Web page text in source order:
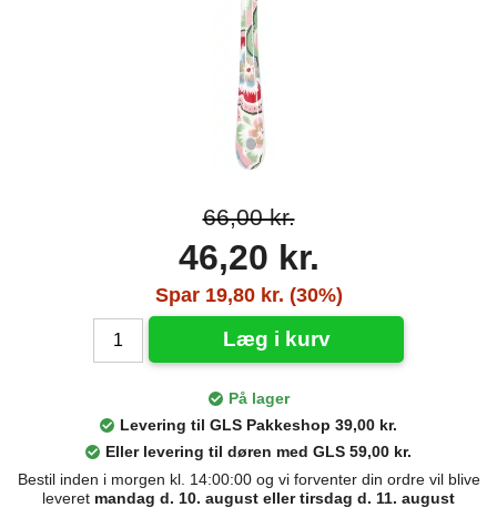
66,00 kr.
46,20 kr.
Spar 19,80 kr. (30%)
Læg i kurv
På lager
Levering til GLS Pakkeshop 39,00 kr.
Eller levering til døren med GLS 59,00 kr.
Bestil inden i morgen kl. 14:00:00 og vi forventer din ordre vil blive
leveret mandag d. 10. august eller tirsdag d. 11. august